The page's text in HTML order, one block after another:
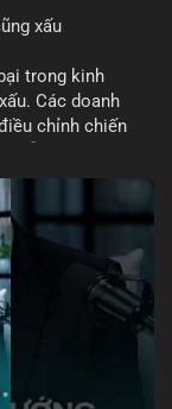
xấu
trong kinh
Các doanh
chỉnh chiến
nguyên nhân
lại sai lầm.
các mô hình kinh